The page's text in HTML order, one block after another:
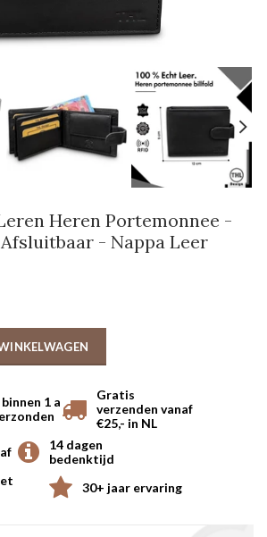
Heren Portemonnee -
- Nappa Leer
1 a
Gratis
verzenden vanaf
€25,- in NL
14 dagen
bedenktijd
30+ jaar ervaring